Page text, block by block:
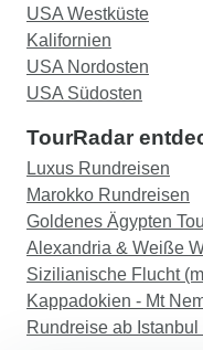
USA Westküste
Kalifornien
USA Nordosten
USA Südosten
TourRadar
Luxus Rundreisen
Marokko Rundreisen
Goldenes Ägypten
Alexandria & Weiße
Sizilianische Flucht
Kappadokien - Mt
Rundreise ab Istanbul